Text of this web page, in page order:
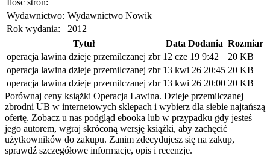
Wydawnictwo: Wydawnictwo Nowik
Rok wydania:
2012
Tytuł
Data Dodania Rozmiar
operacja lawina dzieje przemilczanej zbr 12 cze 19 9:42
20 KB
operacja lawina dzieje przemilczanej zbr 13 kwi 26 20:45 20 KB
operacja lawina dzieje przemilczanej zbr 13 kwi 26 20:00 20 KB
Porównaj ceny książki Operacja Lawina. Dzieje przemilczanej
zbrodni UB w internetowych sklepach i wybierz dla siebie najtańszą
ofertę. Zobacz u nas podgląd ebooka lub w przypadku gdy jesteś
jego autorem, wgraj skróconą wersję książki, aby zachęcić
użytkowników do zakupu. Zanim zdecydujesz się na zakup,
sprawdź szczegółowe informacje, opis i recenzje.